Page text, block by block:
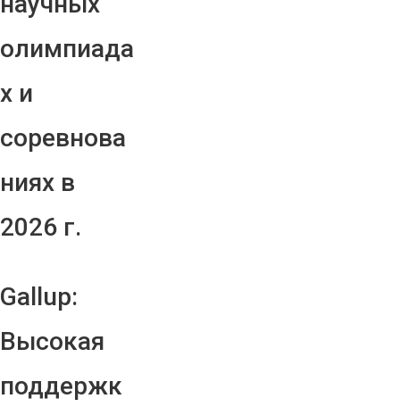
олимпиада
х и
соревнова
ниях в
2026 г.
Gallup:
Высокая
поддержк